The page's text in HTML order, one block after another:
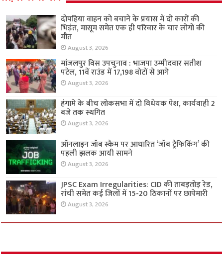
दोपहिया वाहन को बचाने के प्रयास में दो कारों की
भिड़ंत, मासूम समेत एक ही परिवार के चार लोगों की
मौत
August 3, 2026
मांजलपुर विस उपचुनाव : भाजपा उम्मीदवार सतीश
पटेल, 11वें राउंड में 17,198 वोटों से आगे
August 3, 2026
हंगामे के बीच लोकसभा में दो विधेयक पेश, कार्यवाही 2
बजे तक स्थगित
August 3, 2026
ऑनलाइन जॉब स्कैम पर आधारित ‘जॉब ट्रैफिकिंग’ की
पहली झलक आयी सामने
August 3, 2026
JPSC Exam Irregularities: CID की ताबड़तोड़ रेड,
रांची समेत कई जिलों में 15-20 ठिकानों पर छापेमारी
August 3, 2026